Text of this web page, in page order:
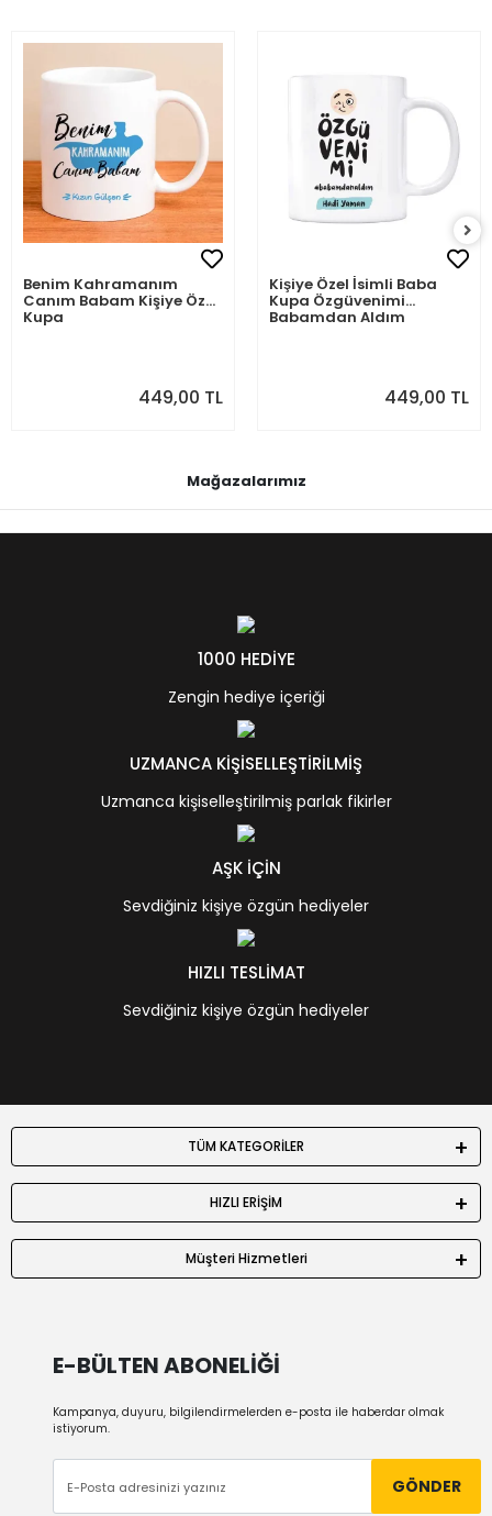
Benim Kahramanım
Canım Babam Kişiye Özel
Kupa
449,00 TL
Kişiye Özel İsimli Baba
Kupa Özgüvenimi
Babamdan Aldım
449,00 TL
Mağazalarımız
1000 HEDİYE
Zengin hediye içeriği
UZMANCA KİŞİSELLEŞTİRİLMİŞ
Uzmanca kişiselleştirilmiş parlak fikirler
AŞK İÇİN
Sevdiğiniz kişiye özgün hediyeler
HIZLI TESLİMAT
Sevdiğiniz kişiye özgün hediyeler
TÜM KATEGORİLER
HIZLI ERİŞİM
Müşteri Hizmetleri
E-BÜLTEN ABONELİĞİ
Kampanya, duyuru, bilgilendirmelerden e-posta ile haberdar olmak
istiyorum.
GÖNDER